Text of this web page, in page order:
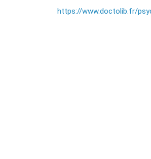
https://www.doctolib.fr/